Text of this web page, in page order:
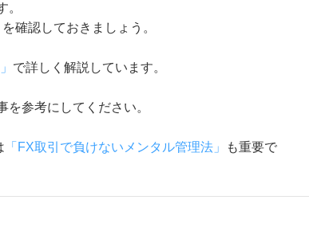
。
を確認しておきましょう。
で詳しく解説しています。
を参考にしてください。
「FX取引で負けないメンタル管理法」
も重要で